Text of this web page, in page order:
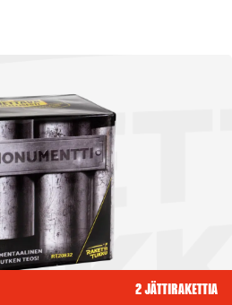
2 jättirakettia